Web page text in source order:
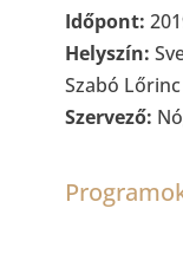
Időpont:
Helyszín:
Szabó
Szervező: